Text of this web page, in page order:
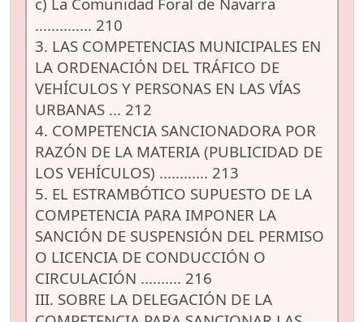
.............. 210
3. LAS COMPETENCIAS MUNICIPALES EN
LA ORDENACIÓN DEL TRÁFICO DE
VEHÍCULOS Y PERSONAS EN LAS VÍAS
URBANAS ... 212
4. COMPETENCIA SANCIONADORA POR
RAZÓN DE LA MATERIA (PUBLICIDAD DE
LOS VEHÍCULOS) ............ 213
5. EL ESTRAMBÓTICO SUPUESTO DE LA
COMPETENCIA PARA IMPONER LA
SANCIÓN DE SUSPENSIÓN DEL PERMISO
O LICENCIA DE CONDUCCIÓN O
CIRCULACIÓN .......... 216
III. SOBRE LA DELEGACIÓN DE LA